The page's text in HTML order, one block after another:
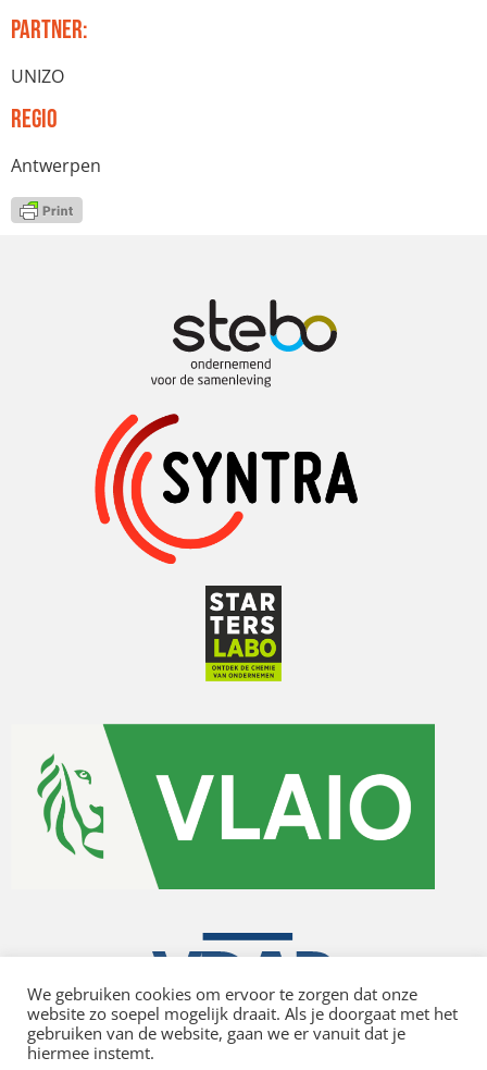
Partner:
UNIZO
Regio
Antwerpen
We gebruiken cookies om ervoor te zorgen dat onze
website zo soepel mogelijk draait. Als je doorgaat met het
gebruiken van de website, gaan we er vanuit dat je
hiermee instemt.